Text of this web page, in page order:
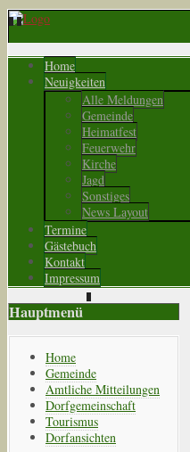
Home
Neuigkeiten
Alle Meldungen
Gemeinde
Heimatfest
Feuerwehr
Kirche
Jagd
Sonstiges
News Layout
Termine
Gästebuch
Kontakt
Impressum
Hauptmenü
Home
Gemeinde
Amtliche Mitteilungen
Dorfgemeinschaft
Tourismus
Dorfansichten